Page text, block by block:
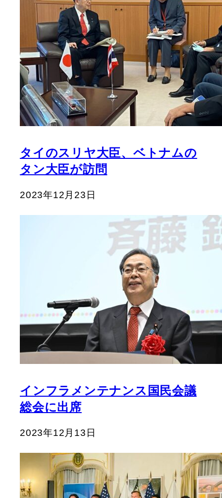
タイのスリヤ大臣、ベトナムの
タン大臣が訪問
2023年12月23日
インフラメンテナンス国民会議
総会に出席
2023年12月13日